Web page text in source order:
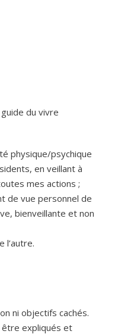
du vivre
physique/psychique
en veillant à
mes actions ;
de vue personnel de
bienveillante et non
l’autre.
ni objectifs cachés.
être expliqués et